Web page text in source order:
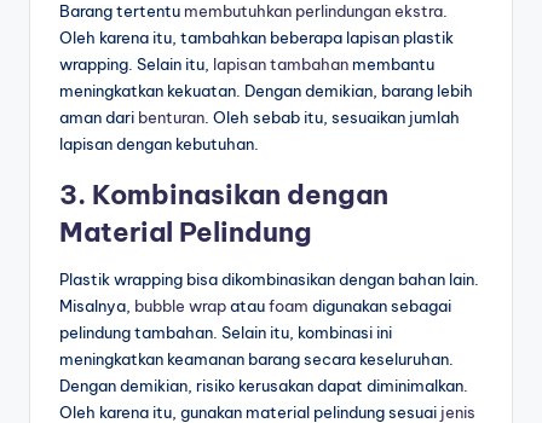
Barang tertentu membutuhkan perlindungan ekstra.
Oleh karena itu, tambahkan beberapa lapisan plastik
wrapping. Selain itu, lapisan tambahanmembantu
meningkatkan kekuatan. Dengan demikian, barang lebih
aman dari benturan. Oleh sebab itu, sesuaikan jumlah
lapisan dengan kebutuhan.
3. Kombinasikan dengan
Material Pelindung
Plastik wrapping bisa dikombinasikan dengan bahan lain.
Misalnya, bubble wrapataufoam digunakan sebagai
pelindung tambahan. Selain itu, kombinasi ini
meningkatkan keamanan barang secara keseluruhan.
Dengan demikian, risiko kerusakan dapat diminimalkan.
Oleh karena itu, gunakan material pelindung sesuai jenis